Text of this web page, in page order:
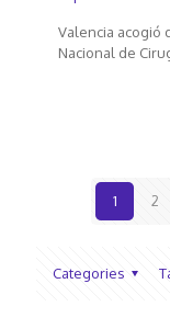
Valencia acogió
Nacional de
1 2
Categories